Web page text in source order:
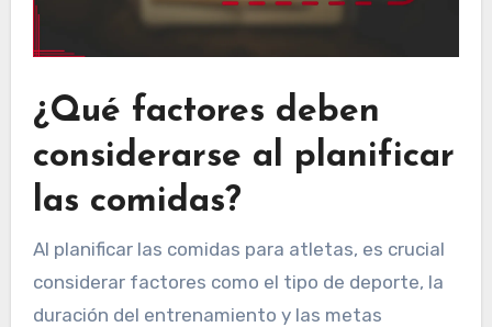
¿Qué factores deben
considerarse al planificar
las comidas?
Al planificar las comidas para atletas, es crucial
considerar factores como el tipo de deporte, la
duración del entrenamiento y las metas